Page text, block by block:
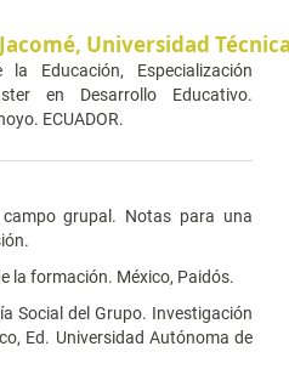
Universidad
Educación, Especialización
en Desarrollo Educativo.
ECUADOR.
grupal. Notas para una
la formación. México, Paidós.
Social del Grupo. Investigación
Ed. Universidad Autónoma de